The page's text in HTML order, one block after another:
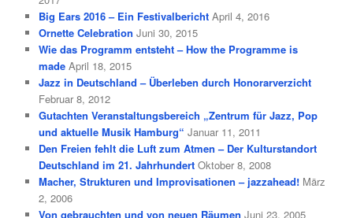
Big Ears 2016 – Ein Festivalbericht April 4, 2016
Ornette Celebration Juni 30, 2015
Wie das Programm entsteht – How the Programme is
made April 18, 2015
Jazz in Deutschland – Überleben durch Honorarverzicht
Februar 8, 2012
Gutachten Veranstaltungsbereich „Zentrum für Jazz, Pop
und aktuelle Musik Hamburg“ Januar 11, 2011
Den Freien fehlt die Luft zum Atmen – Der Kulturstandort
Deutschland im 21. Jahrhundert Oktober 8, 2008
Macher, Strukturen und Improvisationen – jazzahead! März
2, 2006
Von gebrauchten und von neuen Räumen Juni 23, 2005